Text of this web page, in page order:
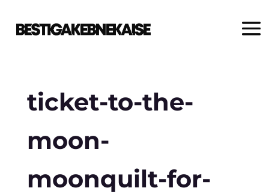
ticket-to-the-
moon-
moonquilt-for-